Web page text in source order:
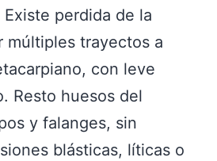
perdida de la
múltiples trayectos a
con leve
Resto huesos del
y falanges, sin
blásticas, líticas o